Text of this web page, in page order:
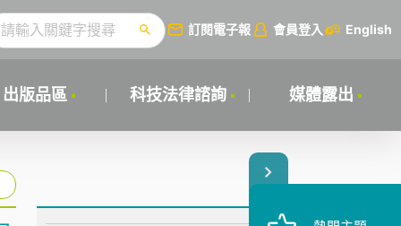
訂閱電子報 會員登入 English
出版品區 科技法律諮詢 媒體露出